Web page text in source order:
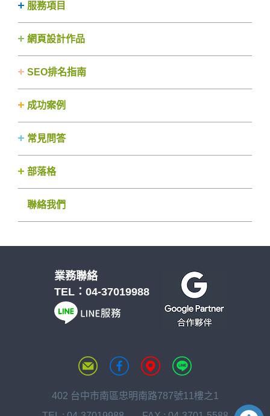
服務項目
網頁設計作品
SEO排名指南
成功案例
常見問答
部落格
聯絡我們
業務聯絡
TEL： 04-37019988
402 台中市南區忠明南路787號11樓之1